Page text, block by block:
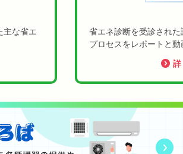
主な省エ
省エネ診断を受診され
プロセスをレポートと動
詳